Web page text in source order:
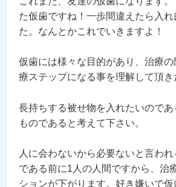
た仮歯ですね！一歩間違えたら入
た。なんとかこれでいきますよ！
仮歯には様々な目的があり、治療
療ステップになる事を理解して頂き
長持ちする被せ物を入れたいので
ものであると考えて下さい。
人に会わないから必要ないと言わ
である前に1人の人間ですから、治
ションが下がります。好き嫌いで